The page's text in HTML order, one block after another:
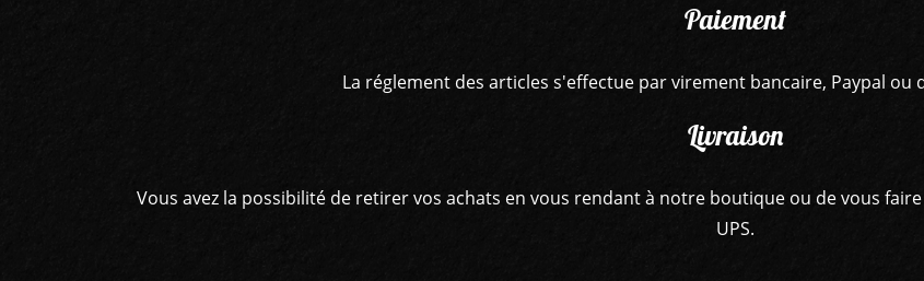
Paiement
La réglement des articles s'effectue par virement bancaire, Paypal
Livraison
Vous avez la possibilité de retirer vos achats en vous rendant à notre boutique ou de vous
UPS.